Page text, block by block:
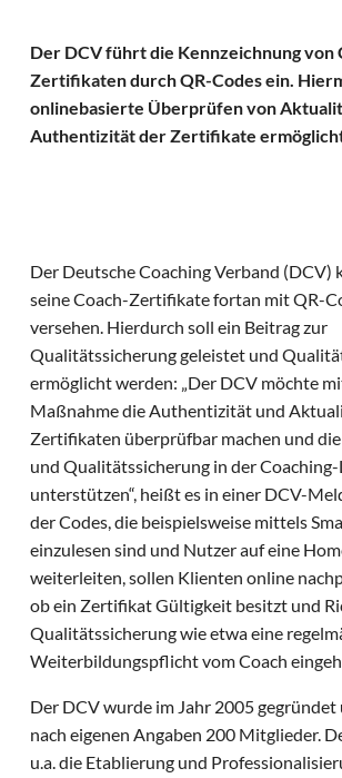
Der DCV führt die Kennzeichnung von
Zertifikaten durch QR-Codes ein.
onlinebasierte Überprüfen von
Authentizität der Zertifikate
Der Deutsche Coaching Verband (DCV)
seine Coach-Zertifikate fortan mit QR-
versehen. Hierdurch soll ein Beitrag zur
Qualitätssicherung geleistet und
ermöglicht werden: „Der DCV möchte
Maßnahme die Authentizität und
Zertifikaten überprüfbar machen und
und Qualitätssicherung in der
unterstützen“, heißt es in einer DCV-
der Codes, die beispielsweise mittels
einzulesen sind und Nutzer auf eine
weiterleiten, sollen Klienten online
ob ein Zertifikat Gültigkeit besitzt und
Qualitätssicherung wie etwa eine
Weiterbildungspflicht vom Coach
Der DCV wurde im Jahr 2005
nach eigenen Angaben 200 Mitglieder.
u.a. die Etablierung und